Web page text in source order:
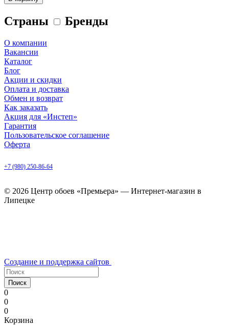
Страны Бренды
О компании
Вакансии
Каталог
Блог
Акции и скидки
Оплата и доставка
Обмен и возврат
Как заказать
Акция для «Инстеп»
Гарантия
Пользовательское соглашение
Оферта
+7 (980) 250-86-64
© 2026 Центр обоев «Премьера» — Интернет-магазин в
Липецке
Создание и поддержка сайтов
Поиск
0
0
0
Корзина